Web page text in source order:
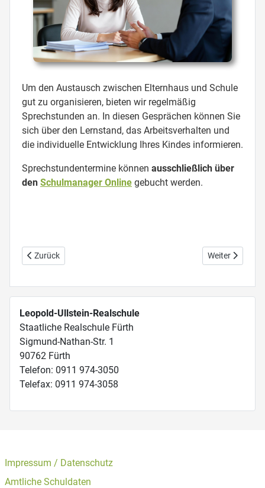
Um den Austausch zwischen Elternhaus und Schule
gut zu organisieren, bieten wir regelmäßig
Sprechstunden an. In diesen Gesprächen können Sie
sich über den Lernstand, das Arbeitsverhalten und
die individuelle Entwicklung Ihres Kindes informieren.
Sprechstundentermine können ausschließlich über
den Schulmanager Online gebucht werden.
Vorheriger Beitrag: Lese- /Rechtschreibstörung
Zurück Nächster
Weiter
Leopold-Ullstein-Realschule
Staatliche Realschule Fürth
Sigmund-Nathan-Str. 1
90762 Fürth
Telefon: 0911 974-3050
Telefax: 0911 974-3058
Impressum / Datenschutz
Amtliche Schuldaten